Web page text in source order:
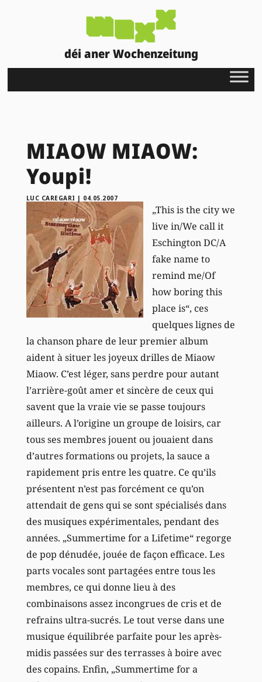
déi aner Wochenzeitung
MIAOW MIAOW:
Youpi!
LUC CAREGARI | 04.05.2007
„This is the city we
live in/We call it
Eschington DC/A
fake name to
remind me/Of
how boring this
place is“, ces
quelques lignes de
la chanson phare de leur premier album
aident à situer les joyeux drilles de Miaow
Miaow. C’est léger, sans perdre pour autant
l’arrière-goût amer et sincère de ceux qui
savent que la vraie vie se passe toujours
ailleurs. A l’origine un groupe de loisirs, car
tous ses membres jouent ou jouaient dans
d’autres formations ou projets, la sauce a
rapidement pris entre les quatre. Ce qu’ils
présentent n’est pas forcément ce qu’on
attendait de gens qui se sont spécialisés dans
des musiques expérimentales, pendant des
années. „Summertime for a Lifetime“ regorge
de pop dénudée, jouée de façon efficace. Les
parts vocales sont partagées entre tous les
membres, ce qui donne lieu à des
combinaisons assez incongrues de cris et de
refrains ultra-sucrés. Le tout verse dans une
musique équilibrée parfaite pour les après-
midis passées sur des terrasses à boire avec
des copains. Enfin, „Summertime for a